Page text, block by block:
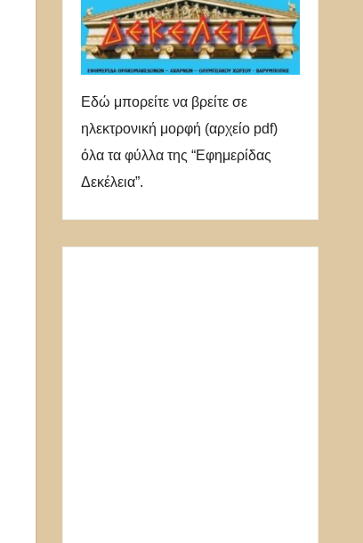
Εδώ μπορείτε να βρείτε σε
ηλεκτρονική μορφή (αρχείο pdf)
όλα τα φύλλα της “Εφημερίδας
Δεκέλεια”.